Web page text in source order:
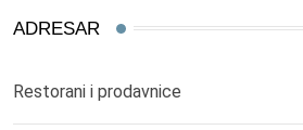
ADRESAR
Restorani i prodavnice